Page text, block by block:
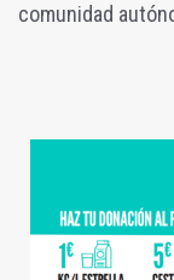
comunidad